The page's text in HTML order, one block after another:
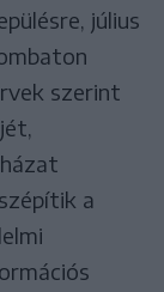
július
szerint
a